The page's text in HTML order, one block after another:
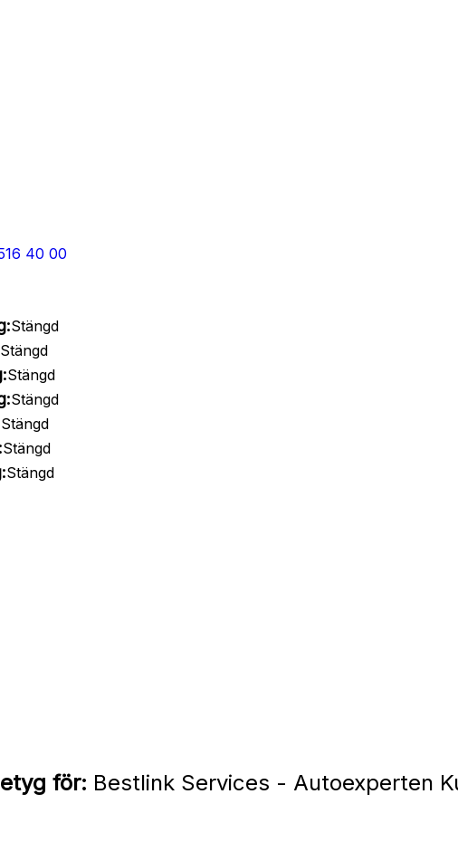
40 00
Stängd
Stängd
Stängd
Stängd
Stängd
Stängd
Stängd
för: Bestlink Services - Autoexperten